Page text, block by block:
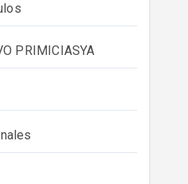
PRIMICIASYA